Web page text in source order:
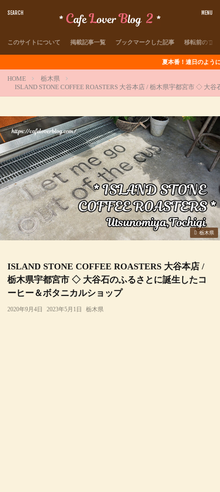
このサイトについて 掲載記事一覧 ブックマークした記事 移転前のブ
夏本番！連日のように猛暑が続きます
HOME
栃木県
ISLAND STONE COFFEE ROASTERS 大谷本店 / 栃木県宇都宮市 ◇ 大
ISLAND STONE COFFEE ROASTERS 大谷本店 /
栃木県宇都宮市 ◇ 大谷石のふるさとに誕生したコ
ーヒー＆ボタニカルショップ
2020年9月4日 2023年5月1日 栃木県
栃木県